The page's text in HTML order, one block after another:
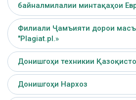
байналмилалии минтақаҳои
Филиали Ҷамъияти дорои
"Plagiat.pl.»
Донишгоҳи техникии
Донишгоҳи Нархоз